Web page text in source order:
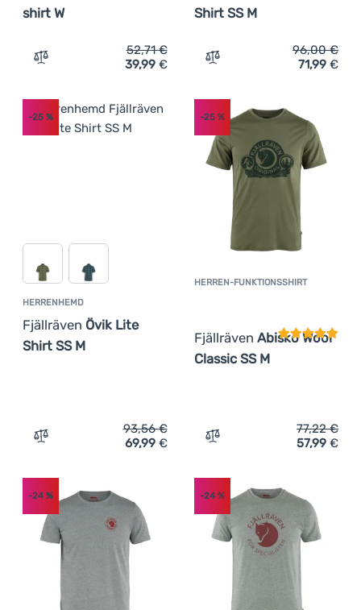
shirt W
Zum Vergleich 'Damen-T-Shirt Fjällräven Lush Logo T-
52,71€
39,99 €
Shirt SS M
Zum Vergleich
96,00€
71,99 €
HERRENHEMD
Fjällräven Övik Lite
Shirt SS M
-25 %
Zum Vergleich 'Herrenhemd Fjällräven Övik Lite Shirt SS
93,56€
69,99 €
HERREN-FUNKTIONSSHIRT
Fjällräven Abisko Wool
Classic SS M
-25%
Zum Vergleich 'Herren-
77,22€
57,99 €
-24 % -24%